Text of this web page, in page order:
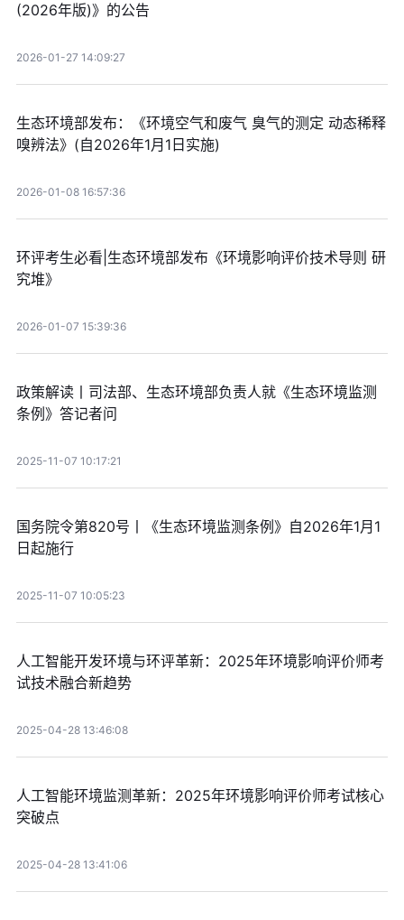
(2026年版)》的公告
2026-01-27 14:09:27
生态环境部发布：《环境空气和废气 臭气的测定 动态稀释
嗅辨法》(自2026年1月1日实施)
2026-01-08 16:57:36
环评考生必看|生态环境部发布《环境影响评价技术导则 研
究堆》
2026-01-07 15:39:36
政策解读丨司法部、生态环境部负责人就《生态环境监测
条例》答记者问
2025-11-07 10:17:21
国务院令第820号丨《生态环境监测条例》自2026年1月1
日起施行
2025-11-07 10:05:23
人工智能开发环境与环评革新：2025年环境影响评价师考
试技术融合新趋势
2025-04-28 13:46:08
人工智能环境监测革新：2025年环境影响评价师考试核心
突破点
2025-04-28 13:41:06